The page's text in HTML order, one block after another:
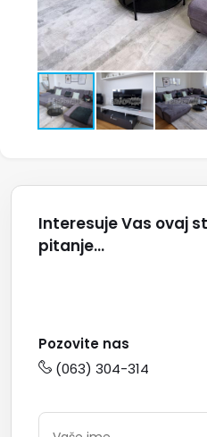
Interesuje Vas ovaj
pitanje...
Pozovite nas
(063) 304-314